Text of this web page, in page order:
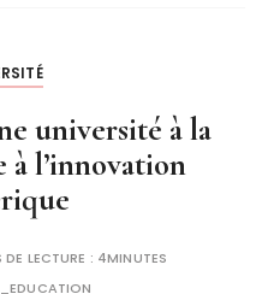
université à la
à l’innovation
DE LECTURE : 4MINUTES